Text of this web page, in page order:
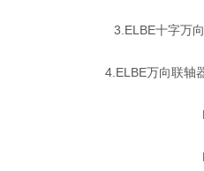
3.ELBE十字万向
4.ELBE万向联轴